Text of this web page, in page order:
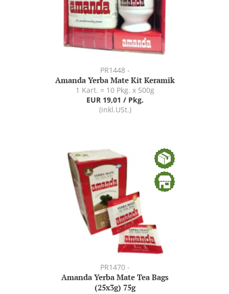
PR1448 -
Amanda Yerba Mate Kit Keramik
1 Kart. = 10 Pkg. x 500g
EUR 19,01 / Pkg.
(inkl.USt.)
PR1470 -
Amanda Yerba Mate Tea Bags
(25x3g) 75g